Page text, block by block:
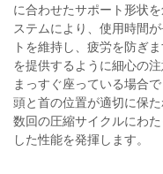
に合わせたサポート形状
ステムにより、使用時間
トを維持し、疲労を防ぎ
を提供するように細心の
まっすぐ座っている場合
頭と首の位置が適切に保
数回の圧縮サイクルにわ
した性能を発揮します。